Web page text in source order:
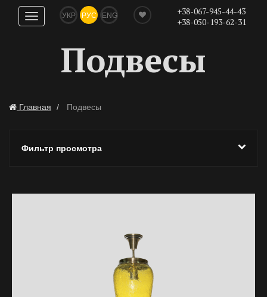
Показать
навигацию
УКР РУС ENG
+38-067-945-44-43
+38-050-193-62-31
Подвесы
Главная Подвесы
Фильтр просмотра